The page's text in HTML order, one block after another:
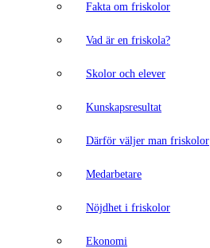
Fakta om friskolor
Vad är en friskola?
Skolor och elever
Kunskapsresultat
Därför väljer man friskolor
Medarbetare
Nöjdhet i friskolor
Ekonomi